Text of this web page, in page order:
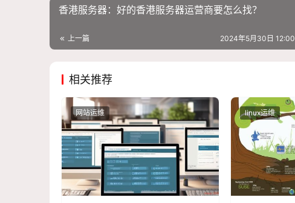
香港服务器：好的香港服务器运营商要怎么找？
上一篇 2024年5月30日 12:00
相关推荐
网站运维 linux运维